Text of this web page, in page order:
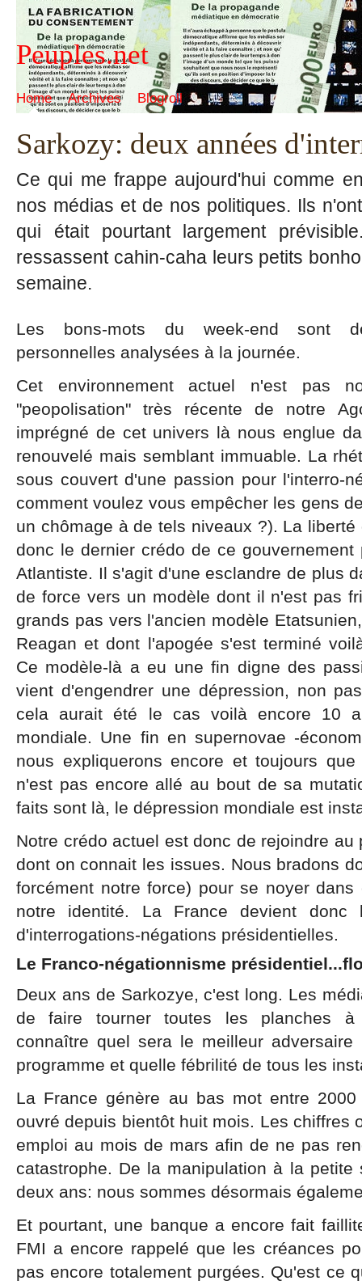
Peuples.net
Home Archives Blogroll
Sarkozy: deux années
Ce qui me frappe aujourd'hui comme
nos médias et de nos politiques. Ils
qui était pourtant largement
ressassent cahin-caha leurs petits
semaine.
Les bons-mots du week-end sont
personnelles analysées à la journée.
Cet environnement actuel n'est pas
"peopolisation" très récente de notre
imprégné de cet univers là nous englue
renouvelé mais semblant immuable. La
sous couvert d'une passion pour l'interro-
comment voulez vous empêcher les gens
un chômage à de tels niveaux ?). La
donc le dernier crédo de ce
Atlantiste. Il s'agit d'une esclandre de plus
de force vers un modèle dont il n'est pas
grands pas vers l'ancien modèle
Reagan et dont l'apogée s'est terminé
Ce modèle-là a eu une fin digne des
vient d'engendrer une dépression, non
cela aurait été le cas voilà encore 10
mondiale. Une fin en supernovae -
nous expliquerons encore et toujours
n'est pas encore allé au bout de sa
faits sont là, le dépression mondiale est
Notre crédo actuel est donc de rejoindre
dont on connait les issues. Nous bradons
forcément notre force) pour se noyer
notre identité. La France devient donc
d'interrogations-négations présidentielles.
Le Franco-négationnisme
Deux ans de Sarkozye, c'est long. Les
de faire tourner toutes les planches à
connaître quel sera le meilleur
programme et quelle fébrilité de tous les
La France génère au bas mot entre
ouvré depuis bientôt huit mois. Les chiffres
emploi au mois de mars afin de ne pas
catastrophe. De la manipulation à la petite
deux ans: nous sommes désormais
Et pourtant, une banque a encore fait
FMI a encore rappelé que les créances
pas encore totalement purgées. Qu'est ce